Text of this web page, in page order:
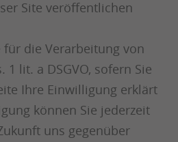
Site veröffentlichen
für die Verarbeitung von
1 lit. a DSGVO, sofern Sie
Ihre Einwilligung erklärt
können Sie jederzeit
uns gegenüber